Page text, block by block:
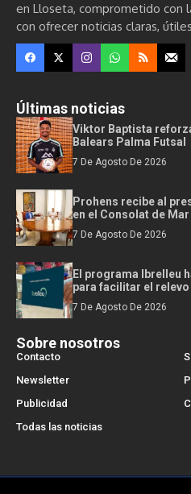
en Lloseta, comprometido con
con ofrecer noticias claras,
Últimas noticias
Viktor Baptista
Balears Palma Futsal
7 De Agosto De 2026
Prohens recibe al
en el Consolat de Mar
7 De Agosto De 2026
El programa Ibrelleu
para facilitar el
7 De Agosto De 2026
Sobre nosotros
Contacto
Newsletter
Publicidad
Todas las noticias